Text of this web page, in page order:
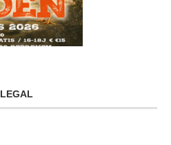
LEGAL